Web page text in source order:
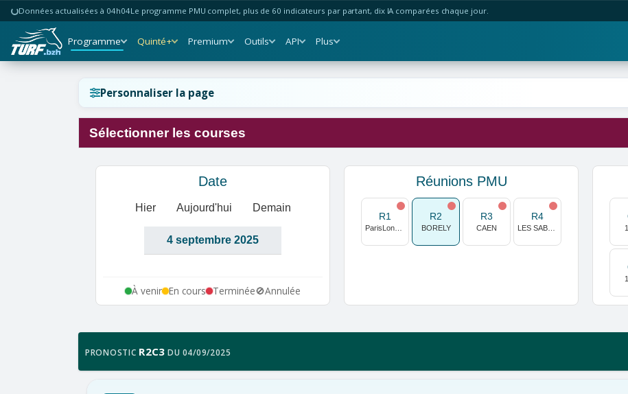
Données actualisées à 04h04Le programme PMU complet, plus de 60 indicateurs par partant, dix IA comparées chaque jour.
Programme Quinté+ Premium Outils API Plus
Personnaliser la page
Sélectionner les courses
Date
Hier Aujourd'hui Demain
À venir En cours Terminée🚫Annulée
Réunions PMU
R1 R2
BORELY
R3
CAEN
R4
PRONOSTIC R2C3 DU 04/09/2025
Réinitialiser l'affichage ?
Annuler